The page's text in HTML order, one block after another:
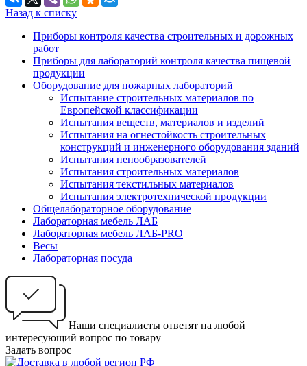
Назад к списку
Приборы контроля качества строительных и дорожных
работ
Приборы для лабораторий контроля качества пищевой
продукции
Оборудование для пожарных лабораторий
Испытание строительных материалов по
Европейской классификации
Испытания веществ, материалов и изделий
Испытания на огнестойкость строительных
конструкций и инженерного оборудования зданий
Испытания пенообразователей
Испытания строительных материалов
Испытания текстильных материалов
Испытания электротехнической продукции
Общелабораторное оборудование
Лабораторная мебель ЛАБ
Лабораторная мебель ЛАБ-PRO
Весы
Лабораторная посуда
Наши специалисты ответят на любой
интересующий вопрос по товару
Задать вопрос